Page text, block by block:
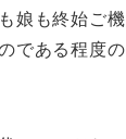
娘も終始ご
である程度